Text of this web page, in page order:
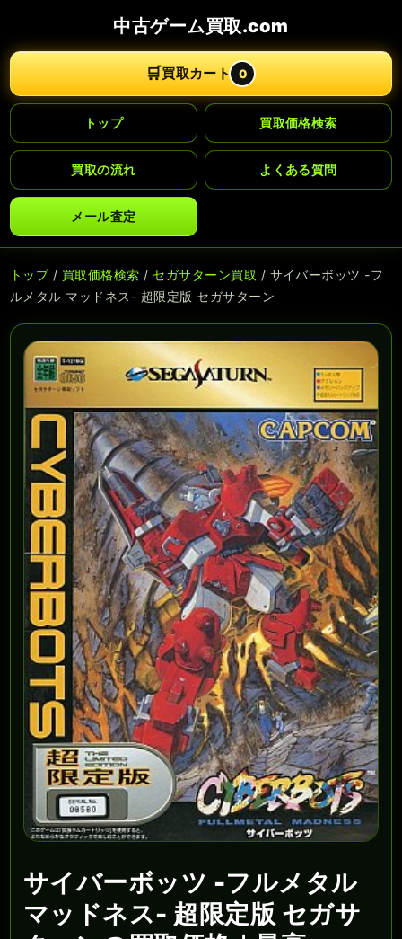
中古ゲーム買取.com
🛒買取カート 0
トップ 買取価格検索
買取の流れ よくある質問
メール査定
トップ/ 買取価格検索 / セガサターン買取 / サイバーボッツ -フ
ルメタル マッドネス- 超限定版 セガサターン
サイバーボッツ -フルメタル
マッドネス- 超限定版 セガサ